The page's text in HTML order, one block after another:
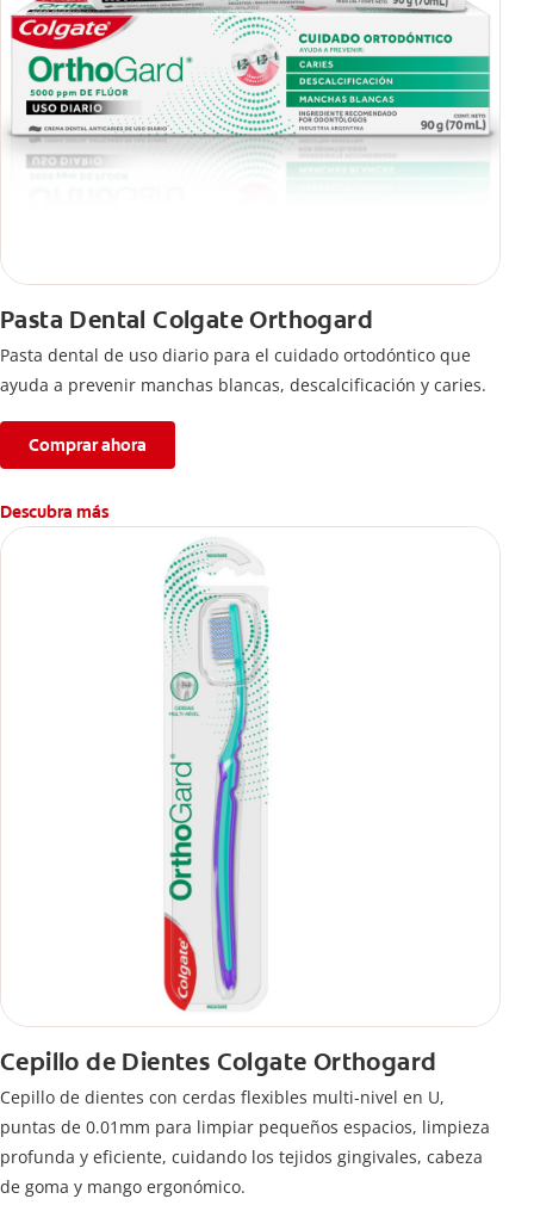
Pasta Dental Colgate Orthogard
Pasta dental de uso diario para el cuidado ortodóntico que
ayuda a prevenir manchas blancas, descalcificación y caries.
Comprar ahora
Descubra más
Cepillo de Dientes Colgate Orthogard
Cepillo de dientes con cerdas flexibles multi-nivel en U,
puntas de 0.01mm para limpiar pequeños espacios, limpieza
profunda y eficiente, cuidando los tejidos gingivales, cabeza
de goma y mango ergonómico.